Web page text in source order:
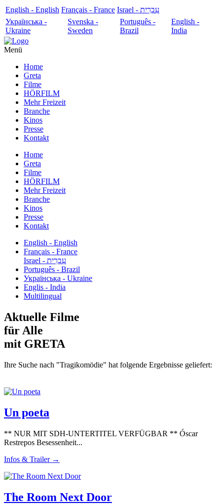
English - English Français - France
עִבְרִית - Israel
Українська -
Ukraine
Svenska -
Sweden
Português -
Brazil
English -
India
Menü
Home
Greta
Filme
HÖRFILM
Mehr Freizeit
Branche
Kinos
Presse
Kontakt
Home
Greta
Filme
HÖRFILM
Mehr Freizeit
Branche
Kinos
Presse
Kontakt
English - English
Français - France
עִבְרִית - Israel
Português - Brazil
Українська - Ukraine
Englis - India
Multilingual
Aktuelle Filme
für Alle
mit GRETA
Ihre Suche nach "Tragikomödie" hat folgende Ergebnisse geliefert:
Un poeta
** NUR MIT SDH-UNTERTITEL VERFÜGBAR ** Óscar
Restrepos Besessenheit...
Infos & Trailer →
The Room Next Door